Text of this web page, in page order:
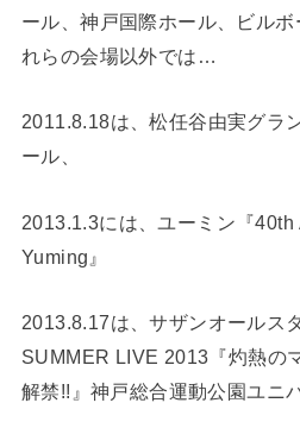
ール、神戸国際ホール、ビル
れらの会場以外では…
2011.8.18は、松任谷由実グラ
ール、
2013.1.3には、ユーミン『
Yuming』
2013.8.17は、サザンオールス
SUMMER LIVE 2013『灼熱の
解禁!!』神戸総合運動公園ユニ